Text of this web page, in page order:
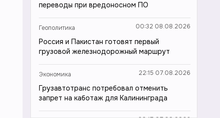
переводы при вредоносном ПО
Геополитика 00:32 08.08.2026
Россия и Пакистан готовят первый
грузовой железнодорожный маршрут
Экономика 22:15 07.08.2026
Грузавтотранс потребовал отменить
запрет на каботаж для Калининграда